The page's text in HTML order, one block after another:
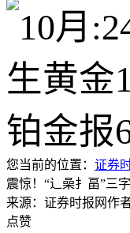
您当前的位置： 证券
震惊！“辶喿扌畐”三
来源：证券时报网作
点赞